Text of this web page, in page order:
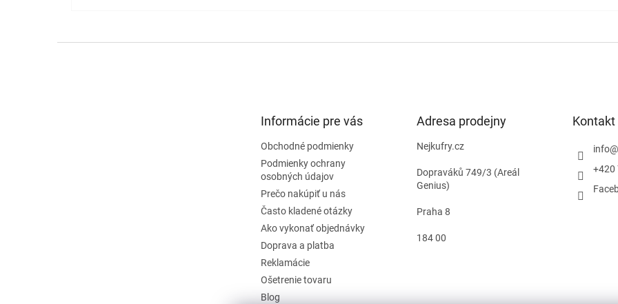
Informácie pre vás
Obchodné podmienky
Podmienky ochrany
osobných údajov
Prečo nakúpiť u nás
Často kladené otázky
Ako vykonať objednávky
Doprava a platba
Reklamácie
Ošetrenie tovaru
Blog
Adresa prodejny
Nejkufry.cz
Dopraváků 749/3 (Areál
Genius)
Praha 8
184 00
Kontakt
info@
+420